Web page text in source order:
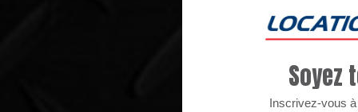
Soyez
Inscrivez-vous